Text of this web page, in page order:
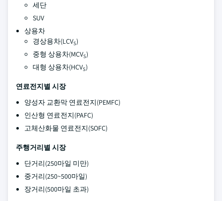
세단
SUV
상용차
경상용차(LCVS)
중형 상용차(MCVS)
대형 상용차(HCVS)
연료전지별 시장
양성자 교환막 연료전지(PEMFC)
인산형 연료전지(PAFC)
고체산화물 연료전지(SOFC)
주행거리별 시장
단거리(250마일 미만)
중거리(250~500마일)
장거리(500마일 초과)